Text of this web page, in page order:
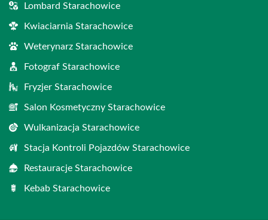
Lombard Starachowice
Kwiaciarnia Starachowice
Weterynarz Starachowice
Fotograf Starachowice
Fryzjer Starachowice
Salon Kosmetyczny Starachowice
Wulkanizacja Starachowice
Stacja Kontroli Pojazdów Starachowice
Restauracje Starachowice
Kebab Starachowice